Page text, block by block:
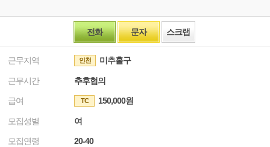
전화 문자 스크랩
근무지역 인천 미추홀구
근무시간 추후협의
급여 TC 150,000원
모집성별 여
모집연령 20-40